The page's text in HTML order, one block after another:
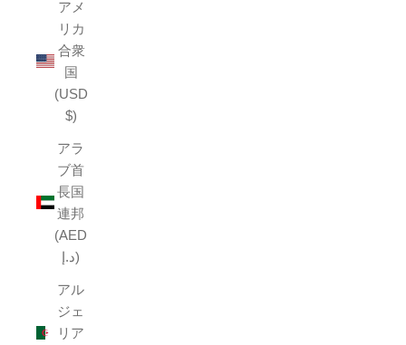
アメ
リカ
合衆
国
(USD
$)
アラ
ブ首
長国
連邦
(AED
د.إ)
アル
ジェ
リア